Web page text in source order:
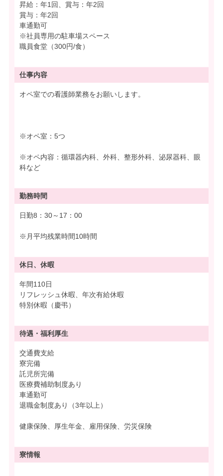
昇給：年1回、賞与：年2回
賞与：年2回
車通勤可
※社員専用の駐車場スペース
職員食堂（300円/食）
仕事内容
オペ室での看護師業務をお願いします。
※オペ室：5つ
※オペ内容：循環器内科、外科、整形外科、泌尿器科、眼
科など
勤務時間
日勤8：30～17：00
※月平均残業時間10時間
休日、休暇
年間110日
リフレッシュ休暇、年次有給休暇
特別休暇（慶弔）
待遇・ 福利厚生
交通費支給
寮完備
託児所完備
医療費補助制度あり
車通勤可
退職金制度あり（3年以上）
健康保険、厚生年金、雇用保険、労災保険
寮情報